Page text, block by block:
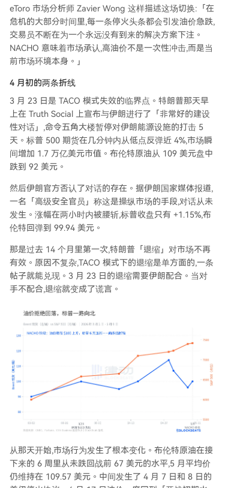
eToro 市场分析师 Zavier Wong 这样描述这场切换:「在
危机的大部分时间里,每一条停火头条都会引发油价急跌,
交易员不断在为一个永远没有到来的解决方案下注。
NACHO 意味着市场承认,高油价不是一次性冲击,而是当
前市场环境本身。」
4 月初的两条折线
3 月 23 日是 TACO 模式失效的临界点。特朗普那天早
上在 Truth Social 上宣布与伊朗进行了「非常好的建设
性对话」,命令五角大楼暂停对伊朗能源设施的打击 5
天。标普 500 期货在几分钟内从低点反弹近 4%,市场瞬
间增加 1.7 万亿美元市值。布伦特原油从 109 美元盘中
跌到 92 美元。
然后伊朗官方否认了对话的存在。据伊朗国家媒体报道,
一名「高级安全官员」称这是操纵市场的手段,对话从未
发生。涨幅在两小时内被腰斩,标普收盘只有 +1.15%,布
伦特回弹到 99.94 美元。
那是过去 14 个月里第一次,特朗普「退缩」对市场不再
有效。原因不复杂,TACO 模式下的退缩是单方面的,一条
帖子就能兑现。3 月 23 日的退缩需要伊朗配合。当对
手不配合,退缩就变成了谎言。
从那天开始,市场行为发生了根本变化。布伦特原油在接
下来的 6 周里从未跌回战前 67 美元的水平,5 月平均价
仍维持在 109.57 美元。中间发生了 4 月 7 日和 8 日的